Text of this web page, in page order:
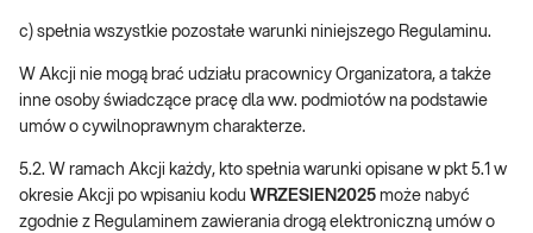
c) spełnia wszystkie pozostałe warunki niniejszego Regulaminu.
W Akcji nie mogą brać udziału pracownicy Organizatora, a także
inne osoby świadczące pracę dla ww. podmiotów na podstawie
umów o cywilnoprawnym charakterze.
5.2. W ramach Akcji każdy, kto spełnia warunki opisane w pkt 5.1 w
okresie Akcji po wpisaniu kodu WRZESIEN2025 może nabyć
zgodnie z Regulaminem zawierania drogą elektroniczną umów o